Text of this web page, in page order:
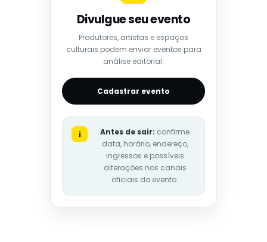
Divulgue seu evento
Produtores, artistas e espaços
culturais podem enviar eventos para
análise editorial.
Cadastrar evento
i Antes de sair: confirme
data, horário, endereço,
ingressos e possíveis
alterações nos canais
oficiais do evento.